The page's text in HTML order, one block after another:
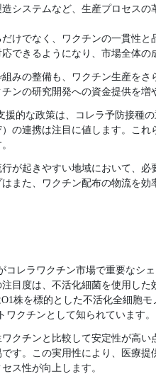
システムなど、生産プロセス
けでなく、ワクチンの一貫性
できるようになり、市場全体の
みの整備も、ワクチン生産をさ
ンの研究開発への資金提供を増
的な政策は、コレラ予防接種
の連携は注目に値します。こ
が起きやすい地域において、
また、ワクチン配布の物流を
コレラワクチン市場で重要なシ
目度は、不活化細菌を使用し
株を標的とした不活化全細胞
クチンとして知られています。
クチンと比較して安定性が高
す。この実用性により、医療
ス性が向上します。